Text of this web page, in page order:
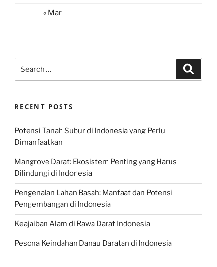
« Mar
for:
RECENT POSTS
Potensi Tanah Subur di Indonesia yang Perlu
Dimanfaatkan
Mangrove Darat: Ekosistem Penting yang Harus
Dilindungi di Indonesia
Pengenalan Lahan Basah: Manfaat dan Potensi
Pengembangan di Indonesia
Keajaiban Alam di Rawa Darat Indonesia
Pesona Keindahan Danau Daratan di Indonesia